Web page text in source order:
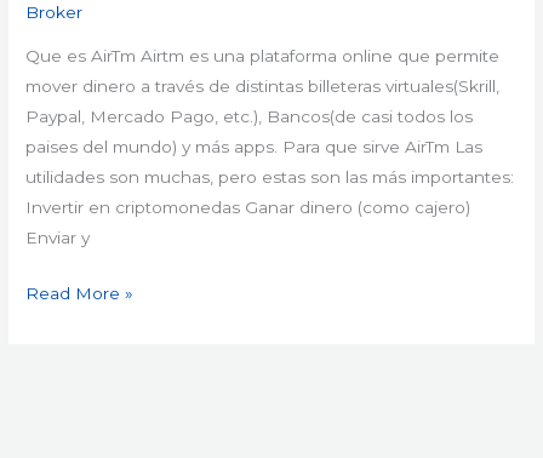
Broker
Que es AirTm Airtm es una plataforma online que permite
mover dinero a través de distintas billeteras virtuales(Skrill,
Paypal, Mercado Pago, etc.), Bancos(de casi todos los
paises del mundo) y más apps. Para que sirve AirTm Las
utilidades son muchas, pero estas son las más importantes:
Invertir en criptomonedas Ganar dinero (como cajero)
Enviar y
y
como
Ganar
Dinero
Read More »